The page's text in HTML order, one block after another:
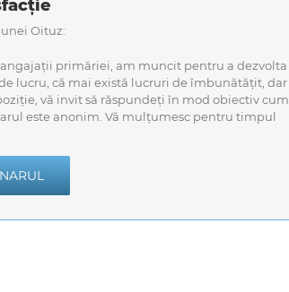
Oituz:
primăriei, am muncit pentru a dezvolta
lucru, că mai există lucruri de îmbunătățit, dar
vă invit să răspundeți în mod obiectiv cum
este anonim. Vă mulțumesc pentru timpul